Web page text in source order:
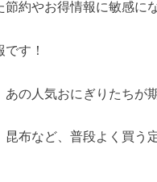
節約やお得情報に敏感に
す！
あの人気おにぎりたちが
昆布など、普段よく買う